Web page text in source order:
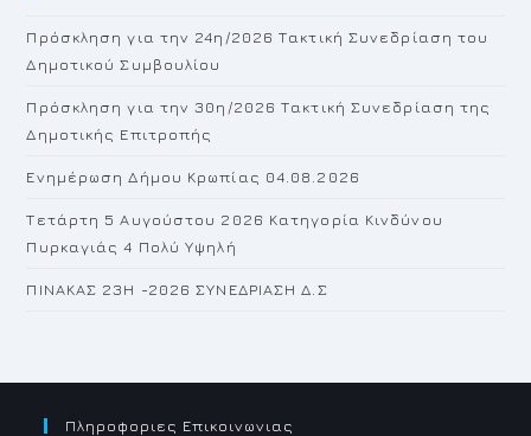
Πρόσκληση για την 24η/2026 Τακτική Συνεδρίαση του
Δημοτικού Συμβουλίου
Πρόσκληση για την 30η/2026 Τακτική Συνεδρίαση της
Δημοτικής Επιτροπής
Ενημέρωση Δήμου Κρωπίας 04.08.2026
Τετάρτη 5 Αυγούστου 2026 Κατηγορία Κινδύνου
Πυρκαγιάς 4 Πολύ Υψηλή
ΠΙΝΑΚΑΣ 23H -2026 ΣΥΝΕΔΡΙΑΣΗ Δ.Σ
Πληροφοριες Επικοινωνιας